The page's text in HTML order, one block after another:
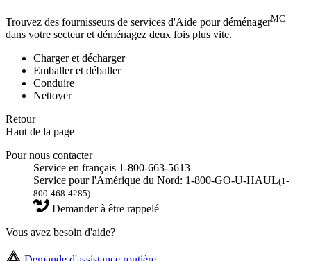
Trouvez des fournisseurs de services d'Aide pour déménagerMC
dans votre secteur et déménagez deux fois plus vite.
Charger et décharger
Emballer et déballer
Conduire
Nettoyer
Retour
Haut de la page
Pour nous contacter
Service en français 1-800-663-5613
Service pour l'Amérique du Nord: 1-800-GO-U-HAUL(1-
800-468-4285)
Demander à être rappelé
Vous avez besoin d'aide?